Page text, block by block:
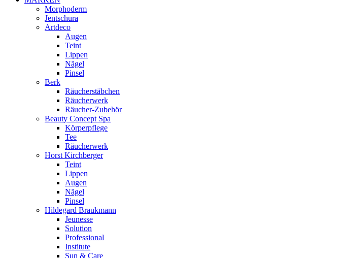
Morphoderm
Jentschura
Artdeco
Augen
Teint
Lippen
Nägel
Pinsel
Berk
Räucherstäbchen
Räucherwerk
Räucher-Zubehör
Beauty Concept Spa
Körperpflege
Tee
Räucherwerk
Horst Kirchberger
Teint
Lippen
Augen
Nägel
Pinsel
Hildegard Braukmann
Jeunesse
Solution
Professional
Institute
Sun & Care